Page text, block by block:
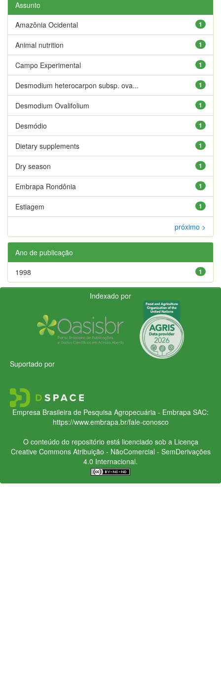
Assunto
1
Amazônia Ocidental
1
Animal nutrition
1
Campo Experimental
1
Desmodium heterocarpon subsp. ova...
1
Desmodium Ovalifolium
1
Desmódio
1
Dietary supplements
1
Dry season
1
Embrapa Rondônia
1
Estiagem
próximo >
Ano de publicação
1
1998
Indexado por
Suportado por
Empresa Brasileira de Pesquisa Agropecuária - Embrapa SAC:
https://www.embrapa.br/fale-conosco
O conteúdo do repositório está licenciado sob a Licença
Creative CommonsAtribuição - NãoComercial - SemDerivações
4.0 Internacional.